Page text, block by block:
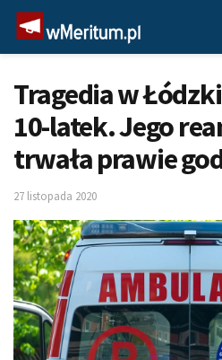
Tragedia w
10-latek. Jego
trwała prawie
27 listopada 2020